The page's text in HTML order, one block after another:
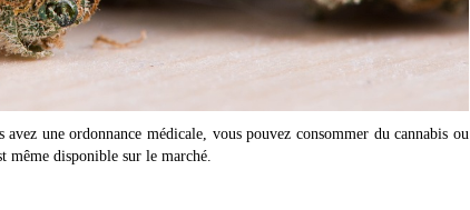
avez une ordonnance médicale, vous pouvez consommer du cannabis ou
même disponible sur le marché.